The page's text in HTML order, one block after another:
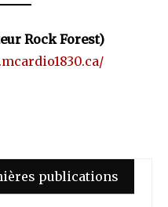
Rock Forest)
publications